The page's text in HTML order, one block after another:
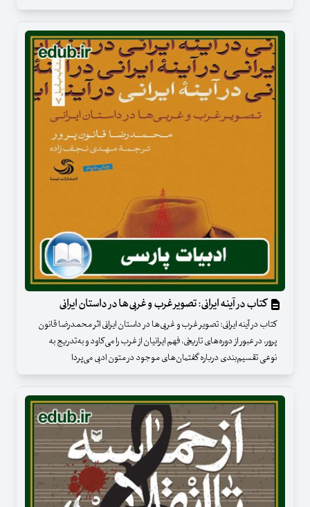
کتاب در آینه ایرانی: تصویر غرب و غربی‌ها در داستان ایرانی
کتاب در آینه ایرانی: تصویر غرب و غربی‌ها در داستان ایرانی اثر محمدرضا قانون
پرور، در عبور از دوره‌های تاریخی، فهم ایرانیان از غرب را می‌کاود و به‌تدریج به
نوعی تقسیم‌بندی درباره گفتمان‌های موجود در متون ادبی می‌پردا